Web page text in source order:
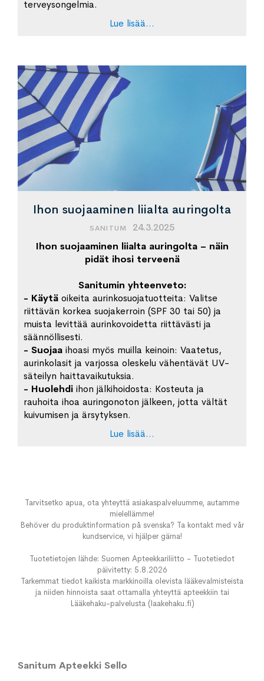
terveysongelmia.
Lue lisää...
Ihon suojaaminen liialta auringolta
SANITUM
24.3.2025
Ihon suojaaminen liialta auringolta – näin
pidät ihosi terveenä
Sanitumin yhteenveto:
- Käytä oikeita aurinkosuojatuotteita: Valitse
riittävän korkea suojakerroin (SPF 30 tai 50) ja
muista levittää aurinkovoidetta riittävästi ja
säännöllisesti.
- Suojaa ihoasi myös muilla keinoin: Vaatetus,
aurinkolasit ja varjossa oleskelu vähentävät UV-
säteilyn haittavaikutuksia.
- Huolehdi ihon jälkihoidosta: Kosteuta ja
rauhoita ihoa auringonoton jälkeen, jotta vältät
kuivumisen ja ärsytyksen.
Lue lisää...
Tarvitsetko apua, ota yhteyttä asiakaspalveluumme, autamme
mielellämme!
Behöver du produktinformation på svenska? Ta kontakt med vår
kundservice, vi hjälper gärna!
Tuotetietojen lähde: Suomen Apteekkariliitto - Tuotetiedot
päivitetty: 5.8.2026
Tarkemmat tiedot kaikista markkinoilla olevista lääkevalmisteista
ja niiden hinnoista saat ottamalla yhteyttä apteekkiin tai
Lääkehaku-palvelusta (laakehaku.fi)
Sanitum Apteekki Sello